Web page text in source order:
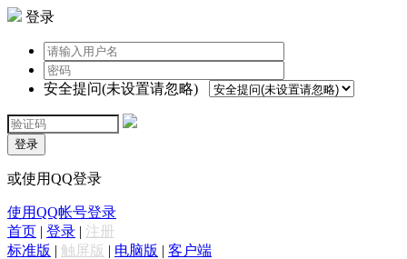
登录
安全提问(未设置请忽略)
登录
或使用QQ登录
使用QQ帐号登录
首页 | 登录 | 注册
标准版 | 触屏版 | 电脑版 | 客户端